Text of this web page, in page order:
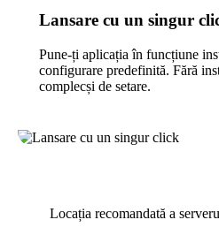
Lansare cu un singur
Pune-ți aplicația în funcțiune
configurare predefinită. Fără
complecși de setare.
Locația recomandată a